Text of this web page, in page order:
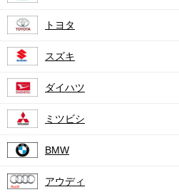
トヨタ
スズキ
ダイハツ
ミツビシ
BMW
アウディ